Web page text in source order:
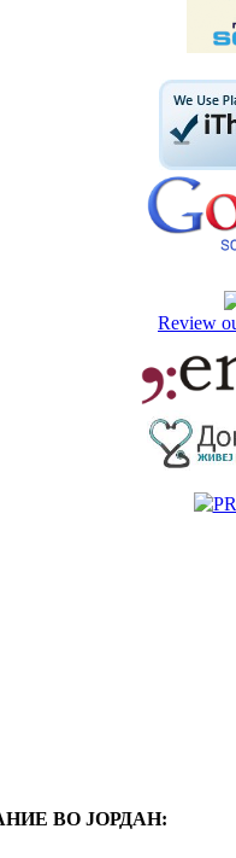
Review
ВО ЈОРДАН: